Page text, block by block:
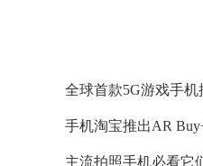
全球首款5G游戏手
手机淘宝推出AR
主流拍照手机必看它